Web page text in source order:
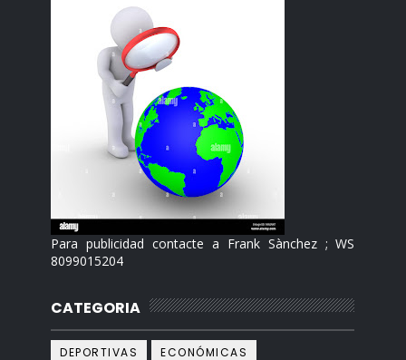
Para publicidad contacte a Frank Sànchez ; WS
8099015204
CATEGORIA
DEPORTIVAS
ECONÓMICAS